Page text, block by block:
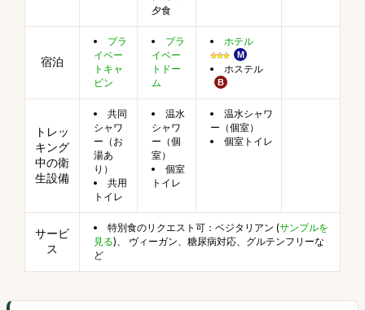
夕食
宿泊
プラ
イベー
トキャ
ビン
プラ
イベー
トドー
ム
ホテル
ホステル
トレッ
キング
中の衛
生設備
共同
シャワ
ー（お
湯あ
り）
共用
トイレ
温水
シャワ
ー（個
室）
個室
トイレ
温水シャワ
ー（個室）
個室トイレ
サービ
ス
特別食のリクエスト可：ベジタリアン (サンプルを
見る)、 ヴィーガン、糖尿病対応、グルテンフリーな
ど